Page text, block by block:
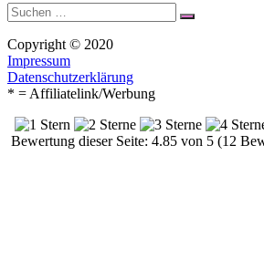
Suche
nach:
Suchen
Copyright © 2020
Impressum
Datenschutzerklärung
* = Affiliatelink/Werbung
Bewertung dieser Seite: 4.85 von 5 (12